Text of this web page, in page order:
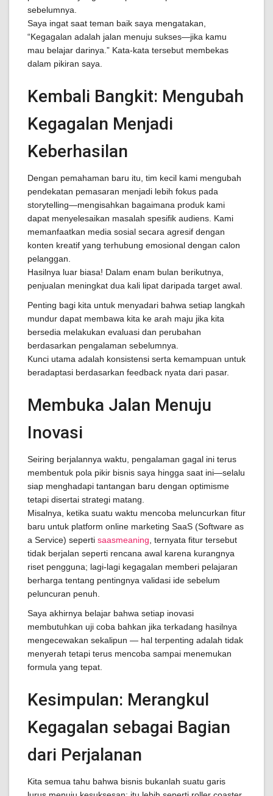
sebelumnya.
Saya ingat saat teman baik saya mengatakan,
“Kegagalan adalah jalan menuju sukses—jika kamu
mau belajar darinya.” Kata-kata tersebut membekas
dalam pikiran saya.
Kembali Bangkit: Mengubah
Kegagalan Menjadi
Keberhasilan
Dengan pemahaman baru itu, tim kecil kami mengubah
pendekatan pemasaran menjadi lebih fokus pada
storytelling—mengisahkan bagaimana produk kami
dapat menyelesaikan masalah spesifik audiens. Kami
memanfaatkan media sosial secara agresif dengan
konten kreatif yang terhubung emosional dengan calon
pelanggan.
Hasilnya luar biasa! Dalam enam bulan berikutnya,
penjualan meningkat dua kali lipat daripada target awal.
Penting bagi kita untuk menyadari bahwa setiap langkah
mundur dapat membawa kita ke arah maju jika kita
bersedia melakukan evaluasi dan perubahan
berdasarkan pengalaman sebelumnya.
Kunci utama adalah konsistensi serta kemampuan untuk
beradaptasi berdasarkan feedback nyata dari pasar.
Membuka Jalan Menuju
Inovasi
Seiring berjalannya waktu, pengalaman gagal ini terus
membentuk pola pikir bisnis saya hingga saat ini—selalu
siap menghadapi tantangan baru dengan optimisme
tetapi disertai strategi matang.
Misalnya, ketika suatu waktu mencoba meluncurkan fitur
baru untuk platform online marketing SaaS (Software as
a Service) seperti saasmeaning , ternyata fitur tersebut
tidak berjalan seperti rencana awal karena kurangnya
riset pengguna; lagi-lagi kegagalan memberi pelajaran
berharga tentang pentingnya validasi ide sebelum
peluncuran penuh.
Saya akhirnya belajar bahwa setiap inovasi
membutuhkan uji coba bahkan jika terkadang hasilnya
mengecewakan sekalipun — hal terpenting adalah tidak
menyerah tetapi terus mencoba sampai menemukan
formula yang tepat.
Kesimpulan: Merangkul
Kegagalan sebagai Bagian
dari Perjalanan
Kita semua tahu bahwa bisnis bukanlah suatu garis